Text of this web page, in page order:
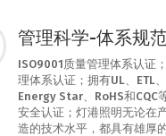
管理科学-体系规
ISO9001质量管理体系认证
理体系认证；拥有UL、ETL、
Energy Star、RoHS和CQC
安全认证；灯港照明无论在
造的技术水平，都具有雄厚